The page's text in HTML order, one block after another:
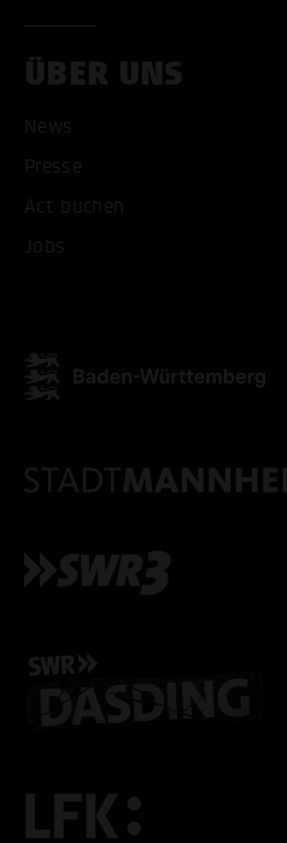
ÜBER UNS
News
Presse
Act buchen
Jobs